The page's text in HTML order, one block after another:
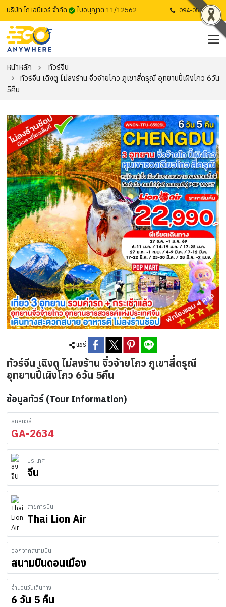
บริษัท โก เอนี่แวร์ จำกัด ใบอนุญาต 11/12562 094-053-1725
หน้าหลัก
ทัวร์จีน
ทัวร์จีน เฉิงตู ไม่ลงร้าน จิ่วจ้ายโกว ภูเขาสี่ดรุณี อุทยานปี้เผิงโกว 6วัน
5คืน
แชร์
ทัวร์จีน เฉิงตู ไม่ลงร้าน จิ่วจ้ายโกว ภูเขาสี่ดรุณี
อุทยานปี้เผิงโกว 6วัน 5คืน
ข้อมูลทัวร์ (Tour Information)
รหัสทัวร์
GA-2634
ประเทศ
จีน
สายการบิน
Thai Lion Air
ออกจากสนามบิน
สนามบินดอนเมือง
จำนวนวันเดินทาง
6 วัน 5 คืน